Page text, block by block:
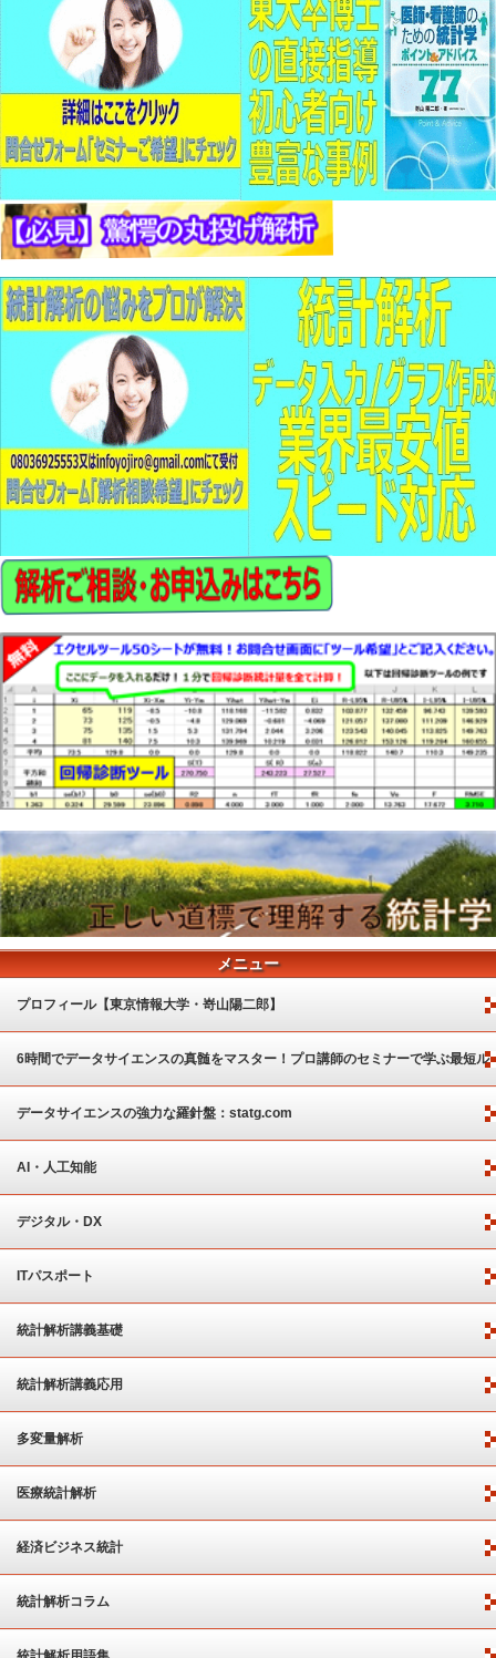
メニュー
プロフィール【東京情報大学・嵜山陽二郎】
6時間でデータサイエンスの真髄をマスター！プロ講師のセミナーで学ぶ最短ル
ート
データサイエンスの強力な羅針盤：statg.com
AI・人工知能
デジタル・DX
ITパスポート
統計解析講義基礎
統計解析講義応用
多変量解析
医療統計解析
経済ビジネス統計
統計解析コラム